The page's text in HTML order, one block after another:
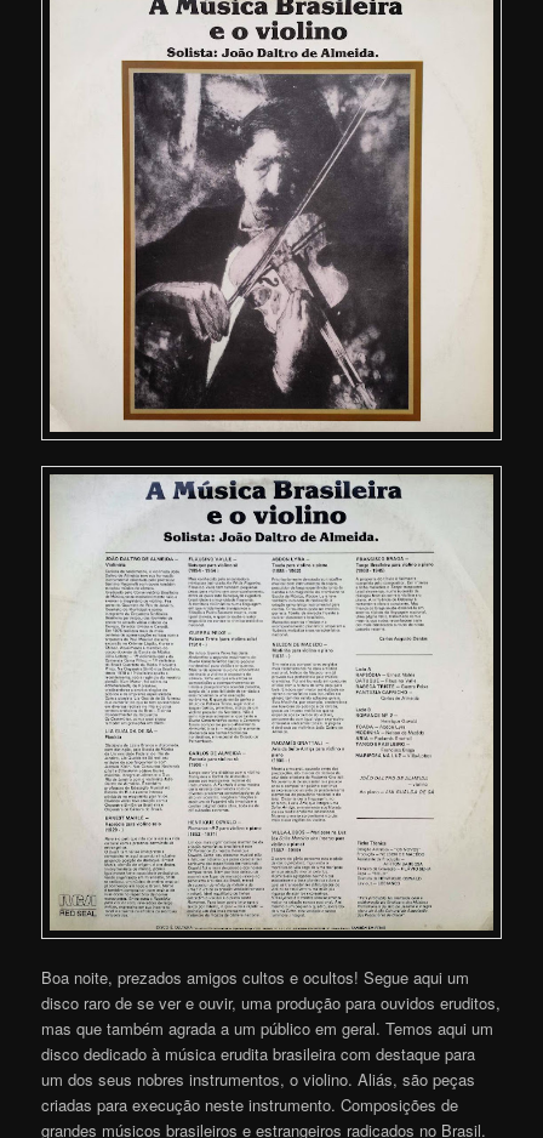
Boa noite, prezados amigos cultos e ocultos! Segue aqui um
disco raro de se ver e ouvir, uma produção para ouvidos eruditos,
mas que também agrada a um público em geral. Temos aqui um
disco dedicado à música erudita brasileira com destaque para
um dos seus nobres instrumentos, o violino. Aliás, são peças
criadas para execução neste instrumento. Composições de
grandes músicos brasileiros e estrangeiros radicados no Brasil.